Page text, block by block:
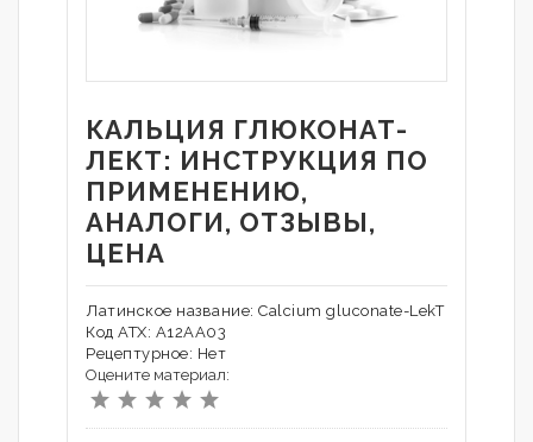
КАЛЬЦИЯ ГЛЮКОНАТ-
ЛЕКТ: ИНСТРУКЦИЯ ПО
ПРИМЕНЕНИЮ,
АНАЛОГИ, ОТЗЫВЫ,
ЦЕНА
Латинское название: Calcium gluconate-LekT
Код АТХ: A12AA03
Рецептурное: Нет
Оцените материал: